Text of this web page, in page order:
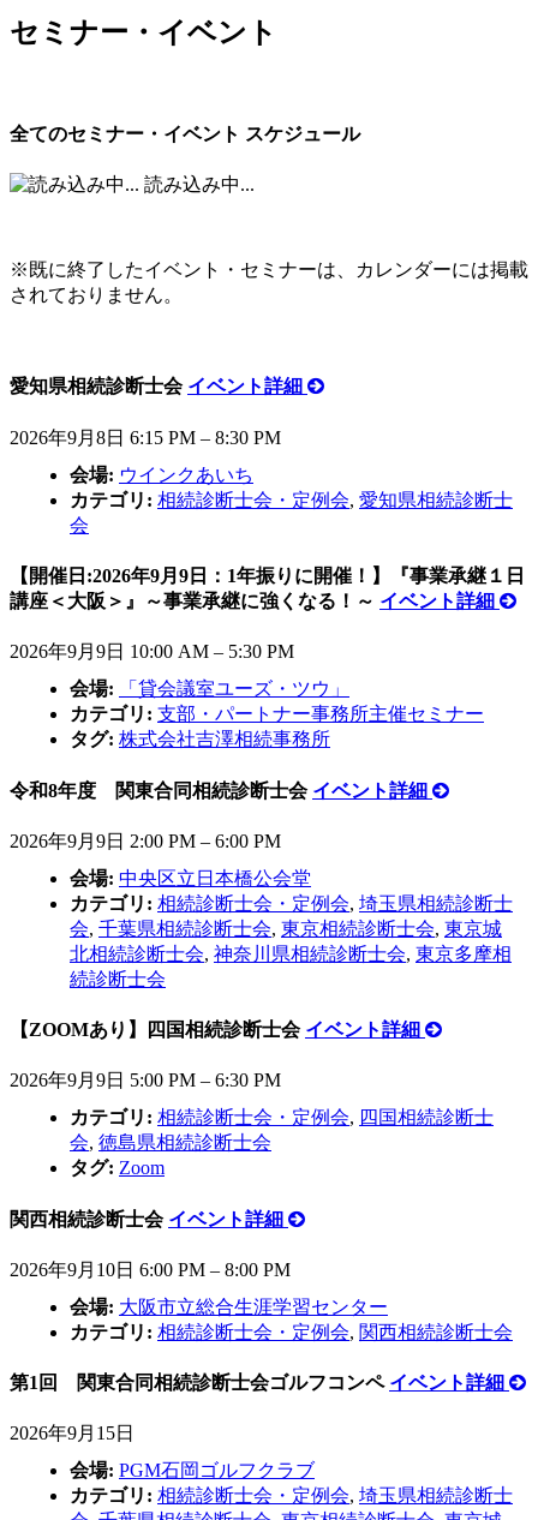
セミナー・イベント
全てのセミナー・イベント スケジュール
読み込み中...
※既に終了したイベント・セミナーは、カレンダーには掲載
されておりません。
愛知県相続診断士会 イベント詳細
2026年9月8日 6:15 PM – 8:30 PM
会場: ウインクあいち
カテゴリ: 相続診断士会・定例会, 愛知県相続診断士
会
【開催日:2026年9月9日：1年振りに開催！】『事業承継１日
講座＜大阪＞』～事業承継に強くなる！～ イベント詳細
2026年9月9日 10:00 AM – 5:30 PM
会場:
「貸会議室ユーズ・ツウ」
カテゴリ: 支部・パートナー事務所主催セミナー
タグ: 株式会社吉澤相続事務所
令和8年度 関東合同相続診断士会 イベント詳細
2026年9月9日 2:00 PM – 6:00 PM
会場: 中央区立日本橋公会堂
カテゴリ: 相続診断士会・定例会, 埼玉県相続診断士
会, 千葉県相続診断士会, 東京相続診断士会, 東京城
北相続診断士会, 神奈川県相続診断士会, 東京多摩相
続診断士会
【ZOOMあり】四国相続診断士会 イベント詳細
2026年9月9日 5:00 PM – 6:30 PM
カテゴリ: 相続診断士会・定例会, 四国相続診断士
会, 徳島県相続診断士会
タグ: Zoom
関西相続診断士会 イベント詳細
2026年9月10日 6:00 PM – 8:00 PM
会場: 大阪市立総合生涯学習センター
カテゴリ: 相続診断士会・定例会, 関西相続診断士会
第1回 関東合同相続診断士会ゴルフコンペ イベント詳細
2026年9月15日
会場: PGM石岡ゴルフクラブ
カテゴリ: 相続診断士会・定例会, 埼玉県相続診断士